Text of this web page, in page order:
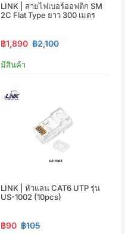
LINK | สายไฟเบอร์ออฟติก SM
2C Flat Type ยาว 300 เมตร
฿1,890 ฿2,100
มีสินค้า
LINK | หัวแลน CAT6 UTP รุ่น
US-1002 (10pcs)
฿90 ฿105